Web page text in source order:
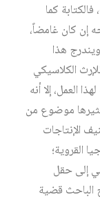
فالكتابة كما
إن كان غامضاً،
هذا
الكلاسيكي
العمل، إلا أنه
موضوع من
الإنتاجات
القروية؛
إلى حقل
الباحث قضية